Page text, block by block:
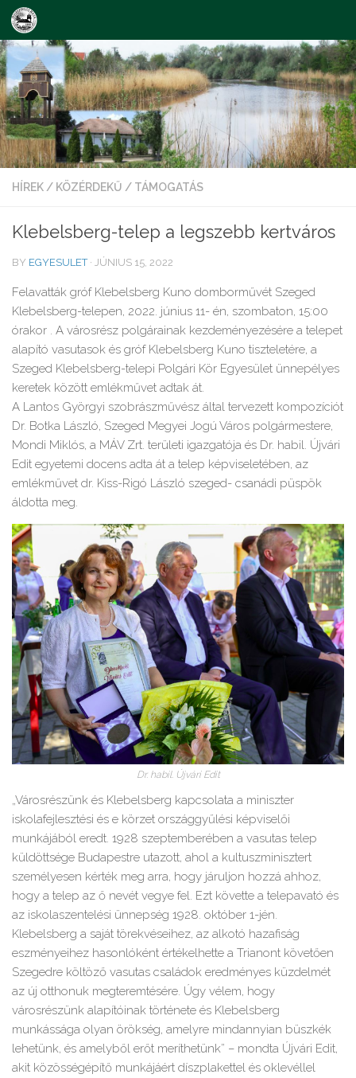
Skip to content
HÍREK / KÖZÉRDEKŰ / TÁMOGATÁS
Klebelsberg-telep a legszebb kertváros
BY EGYESULET · JÚNIUS 15, 2022
Felavatták gróf Klebelsberg Kuno domborművét Szeged
Klebelsberg-telepen, 2022. június 11- én, szombaton, 15:00
órakor . A városrész polgárainak kezdeményezésére a telepet
alapító vasutasok és gróf Klebelsberg Kuno tiszteletére, a
Szeged Klebelsberg-telepi Polgári Kör Egyesület ünnepélyes
keretek között emlékművet adtak át.
A Lantos Györgyi szobrászművész által tervezett kompozíciót
Dr. Botka László, Szeged Megyei Jogú Város polgármestere,
Mondi Miklós, a MÁV Zrt. területi igazgatója és Dr. habil. Újvári
Edit egyetemi docens adta át a telep képviseletében, az
emlékművet dr. Kiss-Rigó László szeged- csanádi püspök
áldotta meg.
Dr. habil. Újvári Edit
„Városrészünk és Klebelsberg kapcsolata a miniszter
iskolafejlesztési és e körzet országgyűlési képviselői
munkájából eredt. 1928 szeptemberében a vasutas telep
küldöttsége Budapestre utazott, ahol a kultuszminisztert
személyesen kérték meg arra, hogy járuljon hozzá ahhoz,
hogy a telep az ő nevét vegye fel. Ezt követte a telepavató és
az iskolaszentelési ünnepség 1928. október 1-jén.
Klebelsberg a saját törekvéseihez, az alkotó hazafiság
eszményeihez hasonlóként értékelhette a Trianont követően
Szegedre költöző vasutas családok eredményes küzdelmét
az új otthonuk megteremtésére. Úgy vélem, hogy
városrészünk alapítóinak története és Klebelsberg
munkássága olyan örökség, amelyre mindannyian büszkék
lehetünk, és amelyből erőt meríthetünk” – mondta Újvári Edit,
akit közösségépítő munkájáért díszplakettel és oklevéllel